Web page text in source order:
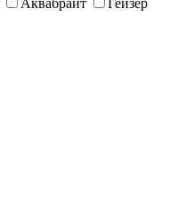
Аквабрайт
Гейзер